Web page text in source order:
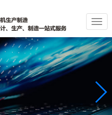
切
换
导
航